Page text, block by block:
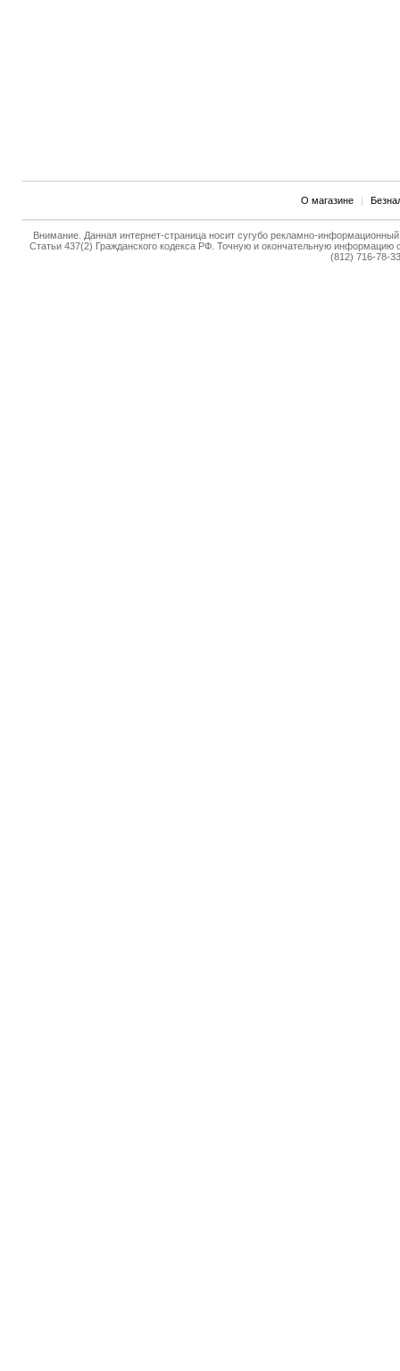
О магазине |
Внимание. Данная интернет-страница носит сугубо рекламно-
Статьи 437(2) Гражданского кодекса РФ. Точную и окончательную
(812) 716-78-